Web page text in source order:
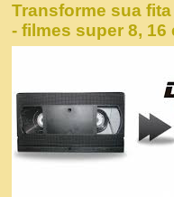
Transforme sua
- filmes super 8, 16